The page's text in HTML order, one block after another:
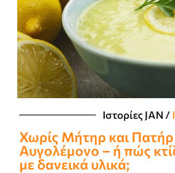
Ιστορίες JΑΝ /
Χωρίς Μήτηρ και Πατήρ
Αυγολέμονο – ή πώς
με δανεικά υλικά;